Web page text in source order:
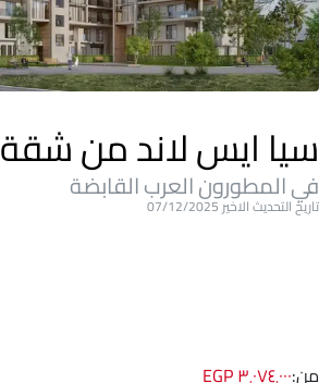
سيا ايس لاند من شقة
في المطورون العرب القابضة
تاريخ التحديث الاخير 07/12/2025
من:٣٬٠٧٤٬٠٠٠ EGP